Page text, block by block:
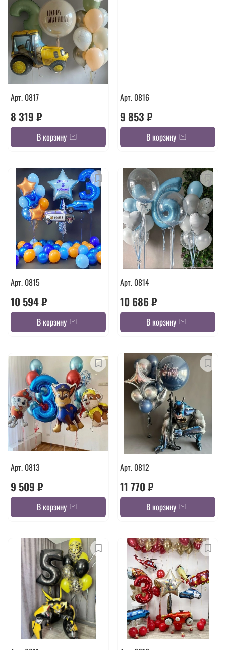
Арт. 0817
8 319 ₽
В корзину
Арт. 0816
9 853 ₽
В корзину
Арт. 0815
10 594 ₽
В корзину
Арт. 0814
10 686 ₽
В корзину
Арт. 0813
9 509 ₽
В корзину
Арт. 0812
11 770 ₽
В корзину